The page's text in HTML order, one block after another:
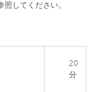
照してください。
20
分